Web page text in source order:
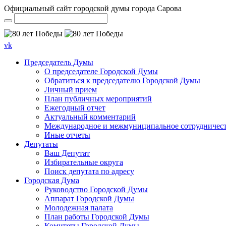
Официальный сайт городской думы города Сарова
vk
Председатель Думы
О председателе Городской Думы
Обратиться к председателю Городской Думы
Личный прием
План публичных мероприятий
Ежегодный отчет
Актуальный комментарий
Международное и межмуниципальное
Иные отчеты
Депутаты
Ваш Депутат
Избирательные округа
Поиск депутата по адресу
Городская Дума
Руководство Городской Думы
Аппарат Городской Думы
Молодежная палата
План работы Городской Думы